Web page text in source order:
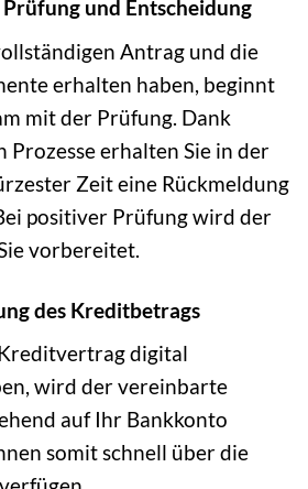
und Entscheidung
Antrag und die
erhalten haben, beginnt
mit der Prüfung. Dank
Prozesse erhalten Sie in der
Zeit eine Rückmeldung
positiver Prüfung wird der
vorbereitet.
des Kreditbetrags
digital
wird der vereinbarte
auf Ihr Bankkonto
somit schnell über die